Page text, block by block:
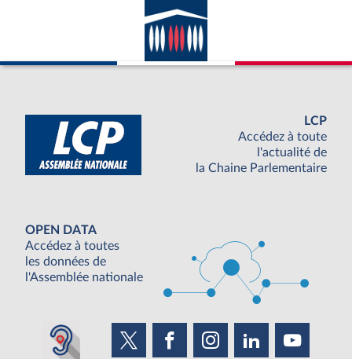
LCP
Accédez à toute
l'actualité de
la Chaine Parlementaire
OPEN DATA
Accédez à toutes
les données de
l'Assemblée nationale